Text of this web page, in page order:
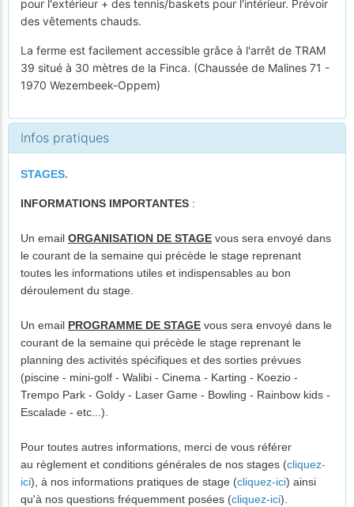
pour l'extérieur + des tennis/baskets pour l'intérieur. Prévoir
des vêtements chauds.
La ferme est facilement accessible grâce à l'arrêt de TRAM
39 situé à 30 mètres de la Finca. (Chaussée de Malines 71 -
1970 Wezembeek-Oppem)
Infos pratiques
STAGES.
INFORMATIONS IMPORTANTES :
Un email ORGANISATION DE STAGE vous sera envoyé dans
le courant de la semaine qui précède le stage reprenant
toutes les informations utiles et indispensables au bon
déroulement du stage.
Un email PROGRAMME DE STAGE vous sera envoyé dans le
courant de la semaine qui précède le stage reprenant le
planning des activités spécifiques et des sorties prévues
(piscine - mini-golf - Walibi - Cinema - Karting - Koezio -
Trempo Park - Goldy - Laser Game - Bowling - Rainbow kids -
Escalade - etc...).
Pour toutes autres informations, merci de vous référer
au règlement et conditions générales de nos stages (cliquez-
ici), à nos informations pratiques de stage (cliquez-ici) ainsi
qu'à nos questions fréquemment posées (cliquez-ici).